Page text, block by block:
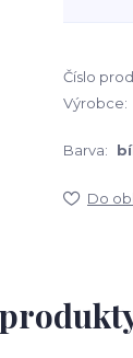
Číslo
Výrobce:
Barva:
Do